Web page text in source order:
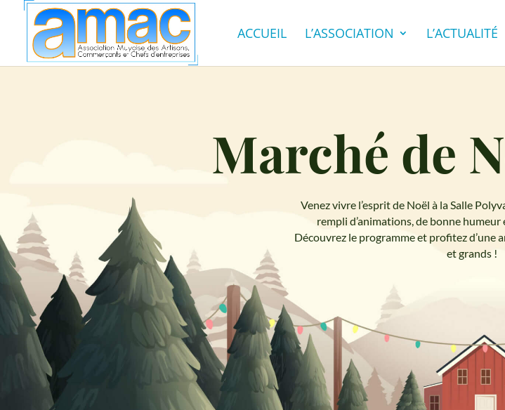
ACCUEIL L’ASSOCIATION L’ACTUALITÉ
Marché de
Venez vivre l’esprit de Noël à la Salle
rempli d’animations, de bonne humeur
Découvrez le programme et profitez d’une
et grands !